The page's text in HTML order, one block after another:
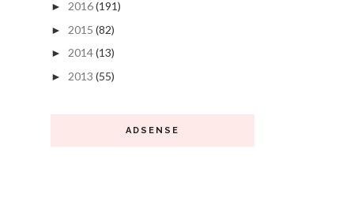
► 2016(191)
► 2015 (82)
► 2014(13)
► 2013 (55)
ADSENSE